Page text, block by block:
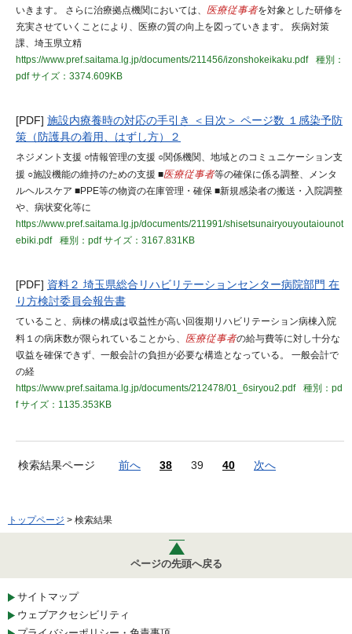
いきます。 さらに治療拠点機関においては、 医療従事者を対象とした研修を
充実させていくことにより、医療の質の向上を図っていきます。 疾病対策
課、埼玉県立精
https://www.pref.saitama.lg.jp/documents/211456/izonshokeikaku.pdf
種別：
pdfサイズ：3374.609KB
[PDF] 施設内療養時の対応の手引き ＜目次＞ ページ数 １感染予防
策（防護具の着用、はずし方）２
ネジメント支援 ○情報管理の支援 ○関係機関、地域とのコミュニケーション支
援 ○施設機能の維持のための支援 ■医療従事者等の確保に係る調整、メンタ
ルヘルスケア ■PPE等の物資の在庫管理・確保 ■新規感染者の搬送・入院調整
や、病状変化等に
https://www.pref.saitama.lg.jp/documents/211991/shisetsunairyouyoutaiounot
ebiki.pdf
種別：pdfサイズ：3167.831KB
[PDF] 資料２ 埼玉県総合リハビリテーションセンター病院部門 在
り方検討委員会報告書
ていること、病棟の構成は収益性が高い回復期リハビリテーション病棟入院
料１の病床数が限られていることから、 医療従事者の給与費等に対し十分な
収益を確保できず、一般会計の負担が必要な構造となっている。 一般会計で
の経
https://www.pref.saitama.lg.jp/documents/212478/01_6siryou2.pdf
種別：pd
fサイズ：1135.353KB
検索結果ページ 前へ 38 39 40 次へ
トップページ > 検索結果
ページの先頭へ戻る
サイトマップ
ウェブアクセシビリティ